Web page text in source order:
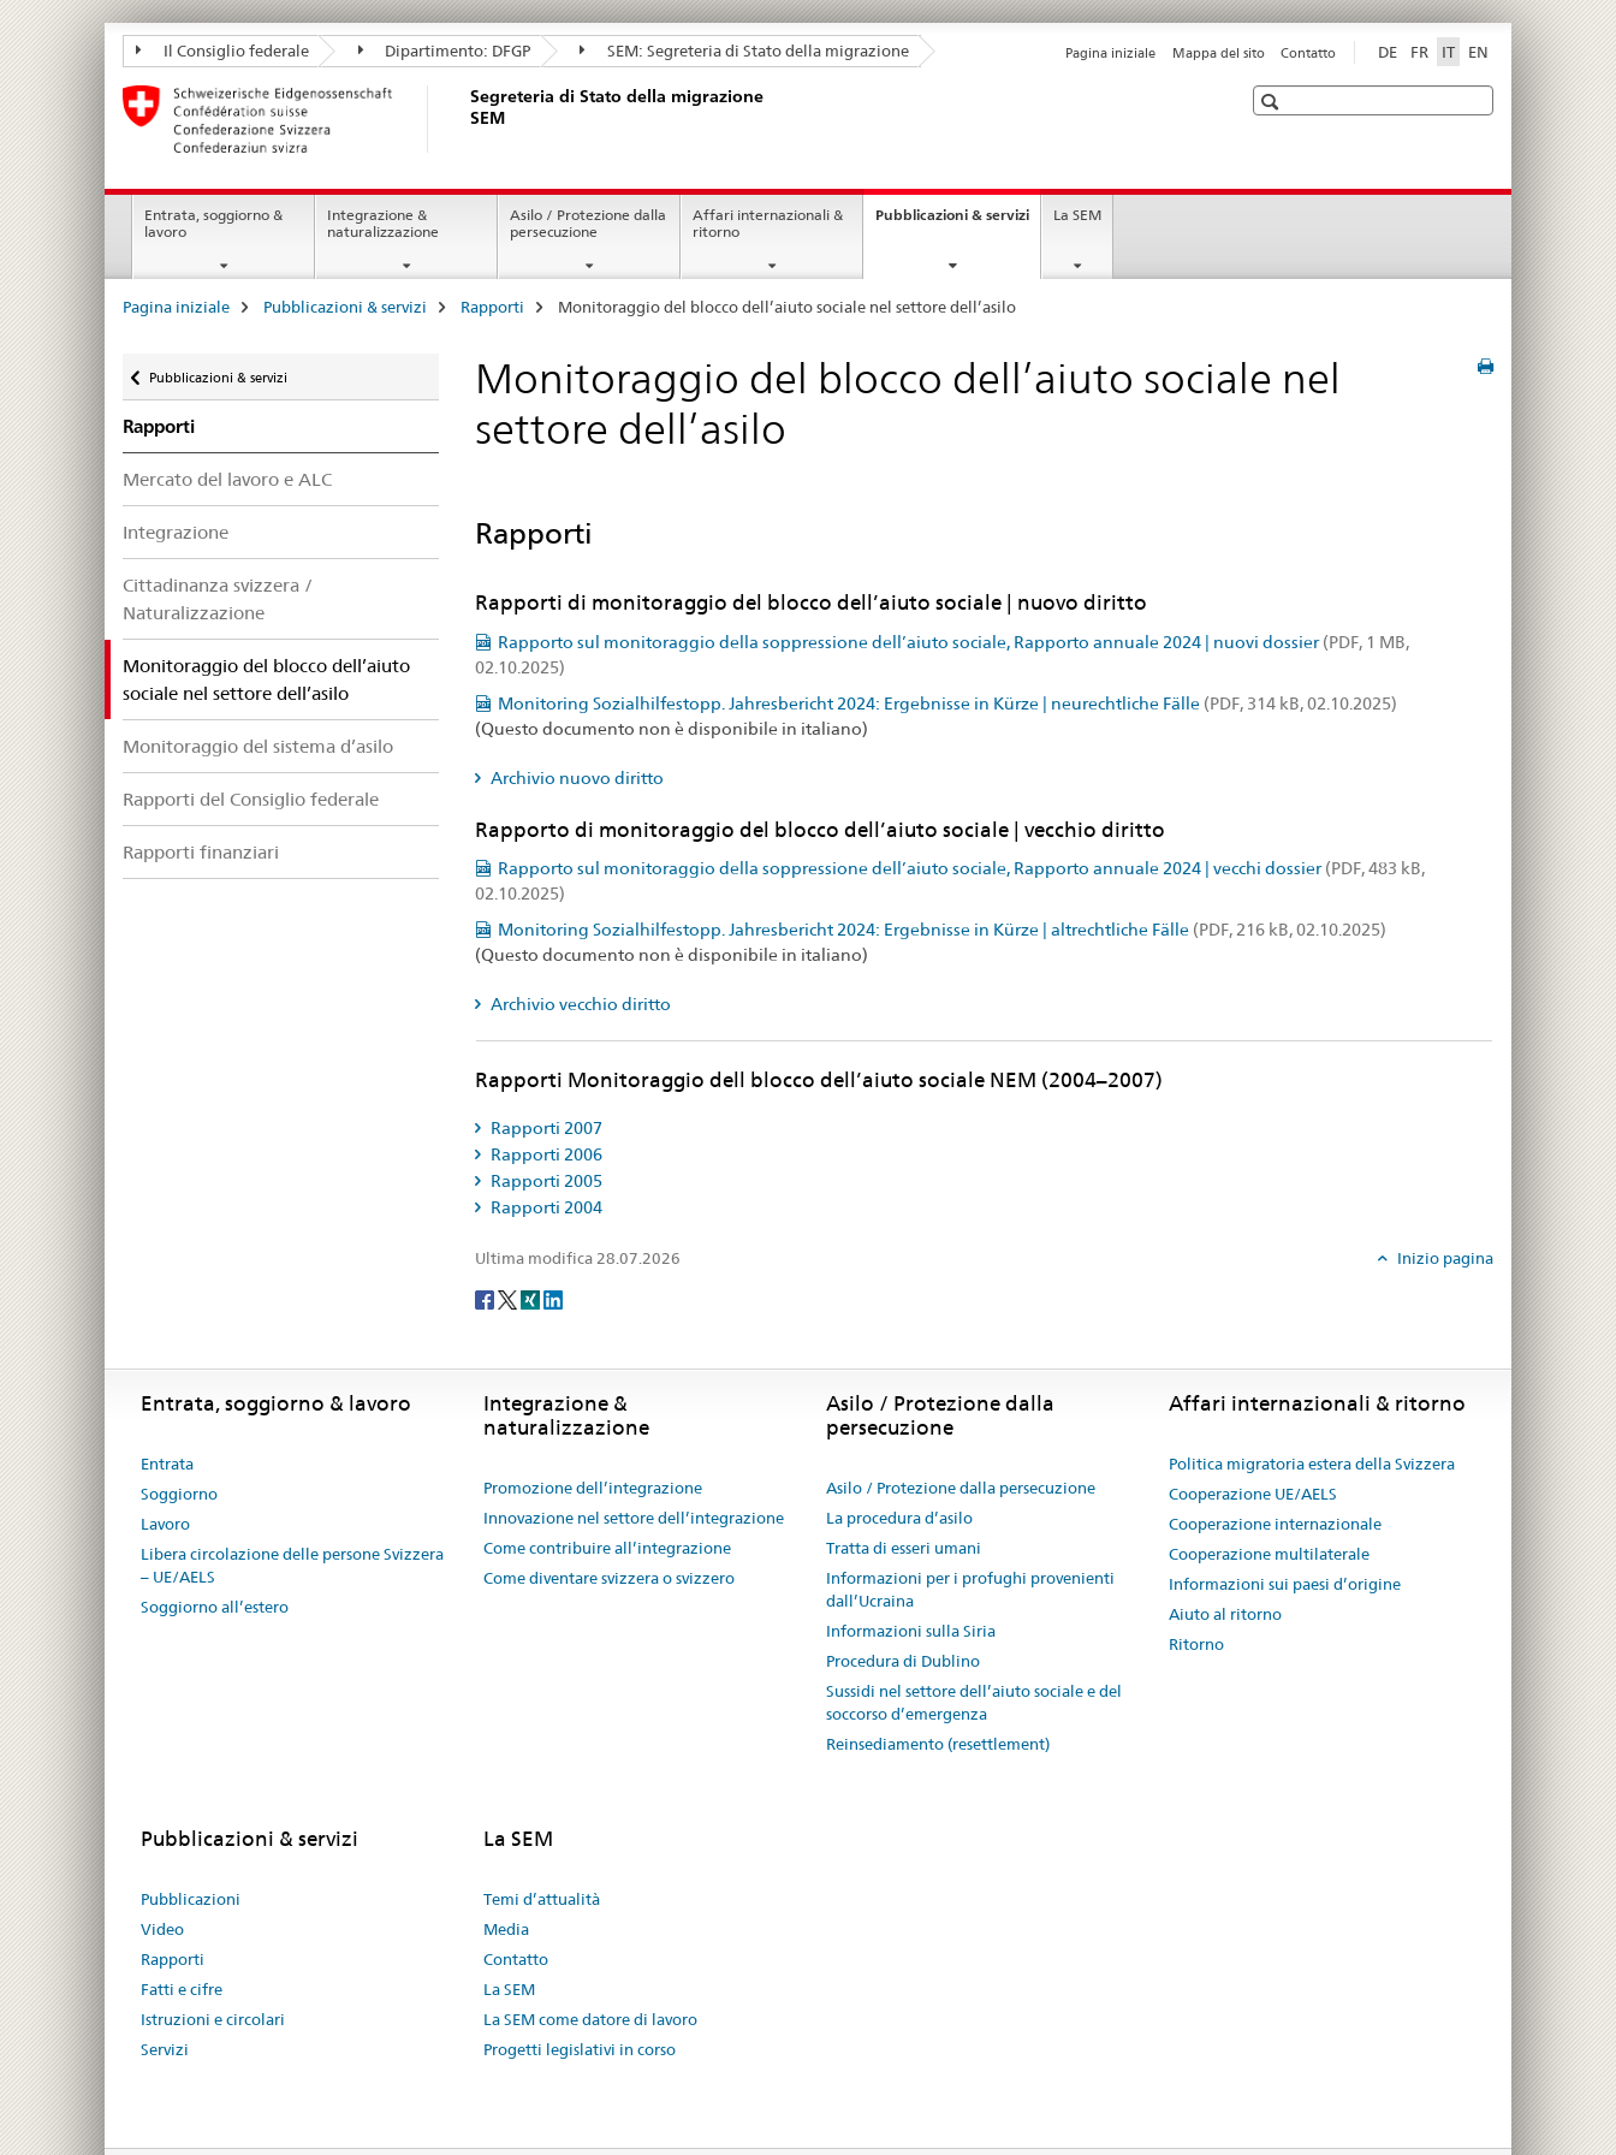
Segreteria
di
Stato
della
migrazione
SEM
Il Consiglio federale Dipartimento: DFGP SEM: Segreteria di Stato della migrazione DE FR IT EN
Pagina iniziale Mappa del sito Contatto
Segreteria di Stato della migrazione
SEM
Ricerca
Navigation
Entrata, soggiorno &
lavoro
Integrazione &
naturalizzazione
Asilo / Protezione dalla
persecuzione
Affari internazionali &
ritorno
Pubblicazioni & servizicurrent
La SEM
Breadcrumb
Pagina iniziale Pubblicazioni & servizi Rapporti Monitoraggio del blocco dell’aiuto sociale nel settore dell’asilo
Pubblicazioni & servizi
Rapporti
Mercato del lavoro e ALC
Integrazione
Cittadinanza svizzera /
Naturalizzazione
Monitoraggio del blocco dell’aiuto
sociale nel settore dell’asiloselected
Monitoraggio del sistema d’asilo
Rapporti del Consiglio federale
Rapporti finanziari
Monitoraggio del blocco dell’aiuto sociale nel
settore dell’asilo
Rapporti
Rapporti di monitoraggio del blocco dell’aiuto sociale | nuovo diritto
Rapporto sul monitoraggio della soppressione dell’aiuto sociale, Rapporto annuale 2024 | nuovi dossier(PDF, 1 MB,
02.10.2025)
Monitoring Sozialhilfestopp. Jahresbericht 2024: Ergebnisse in Kürze | neurechtliche Fälle(PDF, 314 kB, 02.10.2025)
(Questo documento non è disponibile in italiano)
Archivio nuovo diritto
Rapporto di monitoraggio del blocco dell’aiuto sociale | vecchio diritto
Rapporto sul monitoraggio della soppressione dell’aiuto sociale, Rapporto annuale 2024 | vecchi dossier(PDF, 483 kB,
02.10.2025)
Monitoring Sozialhilfestopp. Jahresbericht 2024: Ergebnisse in Kürze | altrechtliche Fälle(PDF, 216 kB, 02.10.2025)
(Questo documento non è disponibile in italiano)
Archivio vecchio diritto
Rapporti Monitoraggio dell blocco dell’aiuto sociale NEM (2004–2007)
Rapporti 2007
Rapporti 2006
Rapporti 2005
Rapporti 2004
Ultima modifica 28.07.2026
Inizio pagina
Social
Entrata, soggiorno & lavoro
Entrata
Soggiorno
Lavoro
Libera circolazione delle persone Svizzera
– UE/AELS
Soggiorno all’estero
Integrazione &
naturalizzazione
Promozione dell’integrazione
Innovazione nel settore dell’integrazione
Come contribuire all’integrazione
Come diventare svizzera o svizzero
Asilo / Protezione dalla
persecuzione
Asilo / Protezione dalla persecuzione
La procedura d’asilo
Tratta di esseri umani
Informazioni per i profughi provenienti
dall’Ucraina
Informazioni sulla Siria
Procedura di Dublino
Sussidi nel settore dell’aiuto sociale e del
soccorso d’emergenza
Reinsediamento (resettlement)
Affari internazionali & ritorno
Politica migratoria estera della Svizzera
Cooperazione UE/AELS
Cooperazione internazionale
Cooperazione multilaterale
Informazioni sui paesi d’origine
Aiuto al ritorno
Ritorno
Pubblicazioni & servizi
Pubblicazioni
Video
Rapporti
Fatti e cifre
Istruzioni e circolari
Servizi
La SEM
Temi d’attualità
Media
Contatto
La SEM
La SEM come datore di lavoro
Progetti legislativi in corso